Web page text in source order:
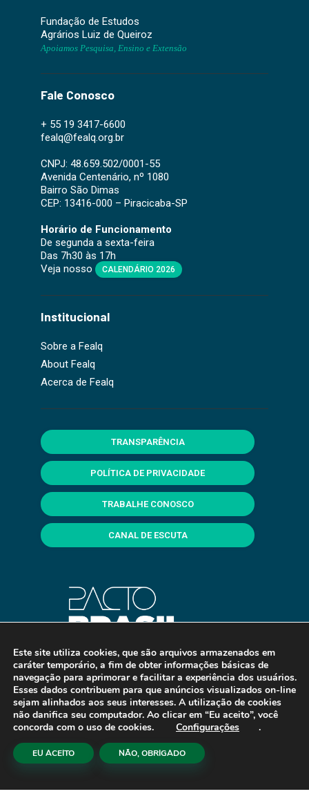
Fundação de Estudos
Agrários Luiz de Queiroz
Apoiamos Pesquisa, Ensino e Extensão
Fale Conosco
+ 55 19 3417-6600
fealq@fealq.org.br
CNPJ: 48.659.502/0001-55
Avenida Centenário, nº 1080
Bairro São Dimas
CEP: 13416-000 – Piracicaba-SP
Horário de Funcionamento
De segunda a sexta-feira
Das 7h30 às 17h
Veja nosso
CALENDÁRIO 2026
Institucional
Sobre a Fealq
About Fealq
Acerca de Fealq
TRANSPARÊNCIA
POLÍTICA DE PRIVACIDADE
TRABALHE CONOSCO
CANAL DE ESCUTA
Copyright © 2026 Fealq. Desenvolvido e Hospedado por
Este site utiliza cookies, que são arquivos armazenados em
caráter temporário, a fim de obter informações básicas de
navegação para aprimorar e facilitar a experiência dos usuários.
Esses dados contribuem para que anúncios visualizados on-line
sejam alinhados aos seus interesses. A utilização de cookies
não danifica seu computador. Ao clicar em “Eu aceito”, você
concorda com o uso de cookies.
Configurações .
EU ACEITO NÃO, OBRIGADO